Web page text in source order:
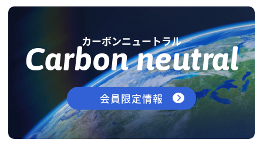
カーボンニュートラル
Carbon neutral
会員限定情報